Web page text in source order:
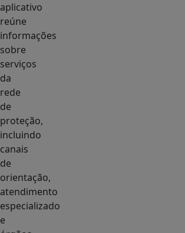
aplicativo
reúne
informações
sobre
serviços
da
rede
de
proteção,
incluindo
canais
de
orientação,
atendimento
especializado
e